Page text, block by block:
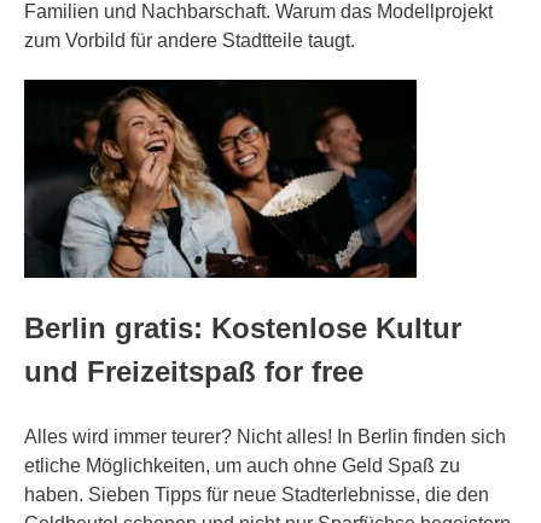
Familien und Nachbarschaft. Warum das Modellprojekt
zum Vorbild für andere Stadtteile taugt.
Berlin gratis: Kostenlose Kultur
und Freizeitspaß for free
Alles wird immer teurer? Nicht alles! In Berlin finden sich
etliche Möglichkeiten, um auch ohne Geld Spaß zu
haben. Sieben Tipps für neue Stadterlebnisse, die den